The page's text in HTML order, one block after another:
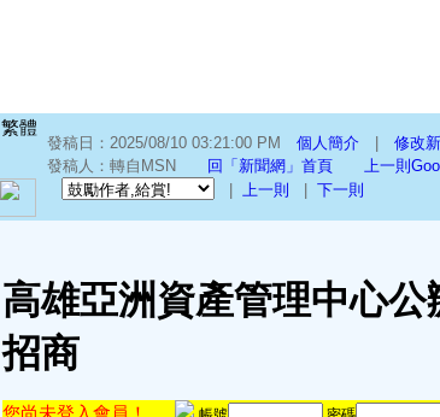
繁體
發稿日：2025/08/10 03:21:00 PM 個人簡介| 修改
發稿人：轉自MSN
回「新聞網」首頁 上一則Goo
上一則 下一則
高雄亞洲資產管理中心
招商
您尚未登入會員！